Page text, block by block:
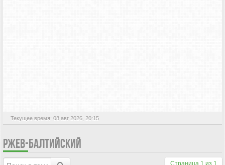
Текущее время: 08 авг 2026, 20:15
РЖЕВ-БАЛТИЙСКИЙ
Страница 1 из 1